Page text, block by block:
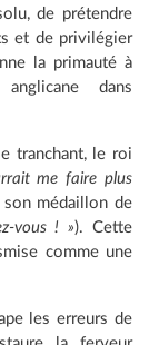
de prétendre
et de privilégier
la primauté à
dans
tranchant, le roi
me faire plus
médaillon de
vous ! »). Cette
comme une
les erreurs de